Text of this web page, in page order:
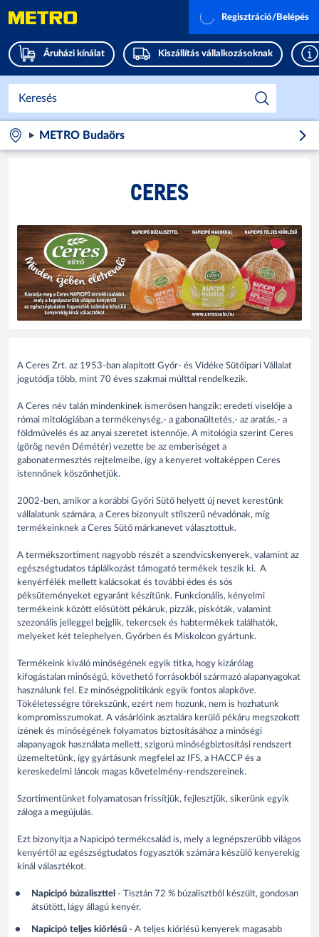
Áruházi kínálat Kiszállítás vállalkozásoknak
Regisztráció/Belépés
METRO Budaörs
CERES
A Ceres Zrt. az 1953-ban alapított Győr- és Vidéke Sütőipari Vállalat
jogutódja több, mint 70 éves szakmai múlttal rendelkezik.
A Ceres név talán mindenkinek ismerősen hangzik: eredeti viselője a
római mitológiában a termékenység,- a gabonaültetés,- az aratás,- a
földművelés és az anyai szeretet istennője. A mitológia szerint Ceres
(görög nevén Démétér) vezette be az emberiséget a
gabonatermesztés rejtelmeibe, így a kenyeret voltaképpen Ceres
istennőnek köszönhetjük.
2002-ben, amikor a korábbi Győri Sütő helyett új nevet kerestünk
vállalatunk számára, a Ceres bizonyult stílszerű névadónak, míg
termékeinknek a Ceres Sütő márkanevet választottuk.
A termékszortiment nagyobb részét a szendvicskenyerek, valamint az
egészségtudatos táplálkozást támogató termékek teszik ki. A
kenyérfélék mellett kalácsokat és további édes és sós
péksüteményeket egyaránt készítünk. Funkcionális, kényelmi
termékeink között elősütött pékáruk, pizzák, piskóták, valamint
szezonális jelleggel bejglik, tekercsek és habtermékek találhatók,
melyeket két telephelyen, Győrben és Miskolcon gyártunk.
Termékeink kiváló minőségének egyik titka, hogy kizárólag
kifogástalan minőségű, követhető forrásokból származó alapanyagokat
használunk fel. Ez minőségpolitikánk egyik fontos alapköve.
Tökéletességre törekszünk, ezért nem hozunk, nem is hozhatunk
kompromisszumokat. A vásárlóink asztalára kerülő pékáru megszokott
ízének és minőségének folyamatos biztosításához a minőségi
alapanyagok használata mellett, szigorú minőségbiztosítási rendszert
üzemeltetünk, így gyártásunk megfelel az IFS, a HACCP és a
kereskedelmi láncok magas követelmény-rendszereinek.
Szortimentünket folyamatosan frissítjük, fejlesztjük, sikerünk egyik
záloga a megújulás.
Ezt bizonyítja a Napicipó termékcsalád is, mely a legnépszerűbb világos
kenyértől az egészségtudatos fogyasztók számára készülő kenyerekig
kínál választékot.
Napicipó búzaliszttel - Tisztán 72 % búzalisztből készült, gondosan
átsütött, lágy állagú kenyér.
Napicipó teljes kiőrlésű - A teljes kiőrlésű kenyerek magasabb